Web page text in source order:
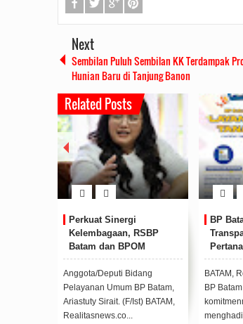
Next
Sembilan Puluh Sembilan KK Terdampak
Hunian Baru di Tanjung Banon
Related Posts
Perkuat Sinergi
Kelembagaan, RSBP
Batam dan BPOM
Pastikan Pelayanan dan
Ketersediaan Obat Aman
Anggota/Deputi Bidang
Pelayanan Umum BP Batam,
Ariastuty Sirait. (F/Ist) BATAM,
Realitasnews.co...
BP
Tanah
Hadir
BATAM,
BP
Rudi Sampaikan Rencana
Pembangunan Batam
2019/07/160 Comments
Rudi Tinjau
Kesiapan
2019/06/190